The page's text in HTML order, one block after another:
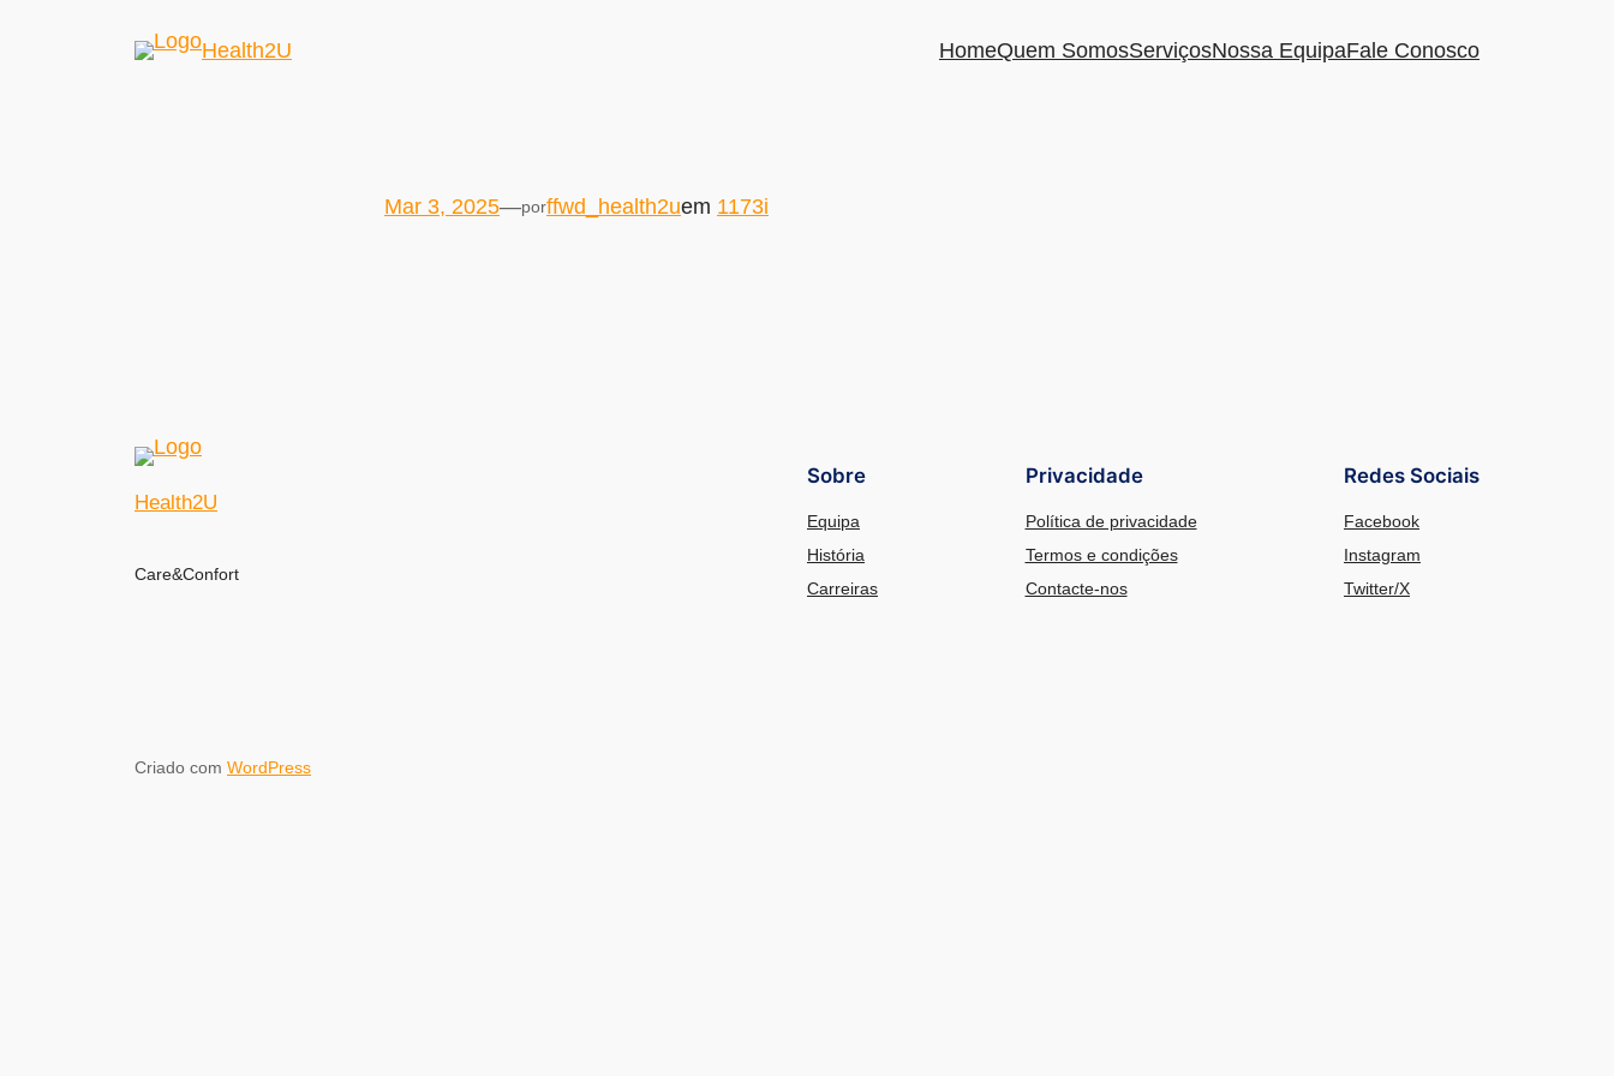
Health2U HomeQuem SomosServiçosNossa EquipaFale Conosco
Mar 3, 2025—porffwd_health2uem 1173i
Health2U
Care&Confort
Sobre
Equipa
História
Carreiras
Privacidade
Política de privacidade
Termos e condições
Contacte-nos
Redes Sociais
Facebook
Instagram
Twitter/X
Criado com WordPress